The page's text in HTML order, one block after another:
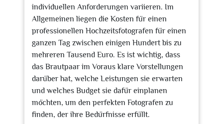
individuellen Anforderungen variieren. Im
Allgemeinen liegen die Kosten für einen
professionellen Hochzeitsfotografen für einen
ganzen Tag zwischen einigen Hundert bis zu
mehreren Tausend Euro. Es ist wichtig, dass
das Brautpaar im Voraus klare Vorstellungen
darüber hat, welche Leistungen sie erwarten
und welches Budget sie dafür einplanen
möchten, um den perfekten Fotografen zu
finden, der ihre Bedürfnisse erfüllt.